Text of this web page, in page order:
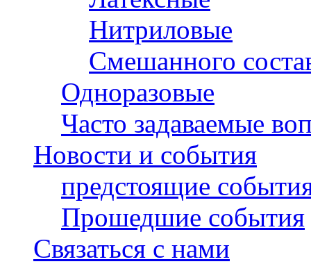
Нитриловые
Смешанного
Одноразовые
Часто задаваемые
Новости и события
предстоящие
Прошедшие события
Связаться с нами